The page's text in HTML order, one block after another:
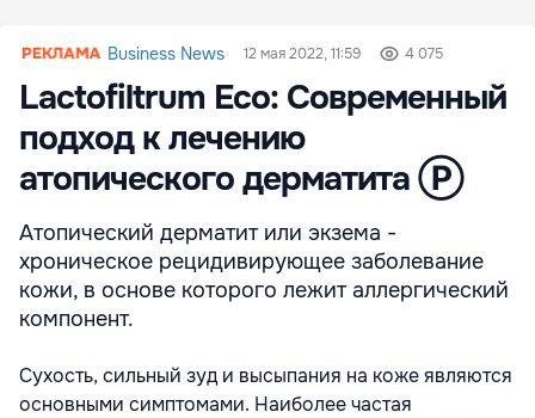
Business News 12 мая 2022, 11:59 4 075
Lactofiltrum Eco: Современный
подход к лечению
атопического дерматита Ⓟ
Атопический дерматит или экзема -
хроническое рецидивирующее заболевание
кожи, в основе которого лежит аллергический
компонент.
Сухость, сильный зуд и высыпания на коже являются
основными симптомами. Наиболее частая